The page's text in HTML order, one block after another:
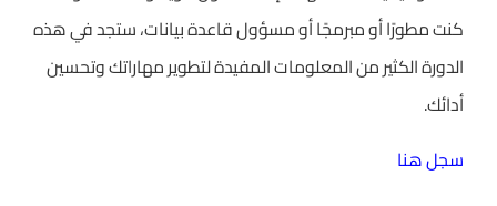
كنت مطورًا أو مبرمجًا أو مسؤول قاعدة بيانات، ستجد في هذه
الدورة الكثير من المعلومات المفيدة لتطوير مهاراتك وتحسين
أدائك.
سجل هنا